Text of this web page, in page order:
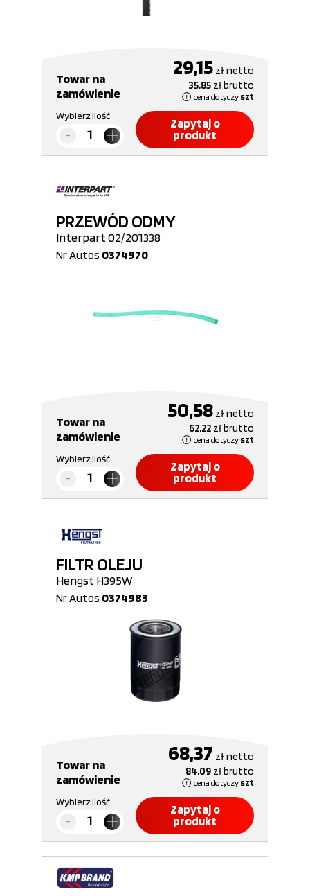
Towar na
zamówienie
29,15 złnetto
35,85 złbrutto
cena dotyczy szt
Wybierz ilość
Zapytaj o
produkt
PRZEWÓD ODMY
Interpart 02/201338
Nr Autos 0374970
Towar na
zamówienie
50,58 złnetto
62,22 złbrutto
cena dotyczy szt
Wybierz ilość
Zapytaj o
produkt
FILTR OLEJU
Hengst H395W
Nr Autos 0374983
Towar na
zamówienie
68,37 złnetto
84,09 złbrutto
cena dotyczy szt
Wybierz ilość
Zapytaj o
produkt